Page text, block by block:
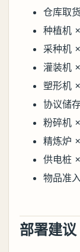
仓库取
种植机
采种机
灌装机
塑形机
协议储
粉碎机
精炼炉
供电桩
物品准
部署建议